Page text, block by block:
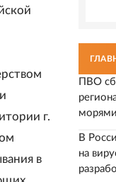
г.
в
ПВО
морями
В
на